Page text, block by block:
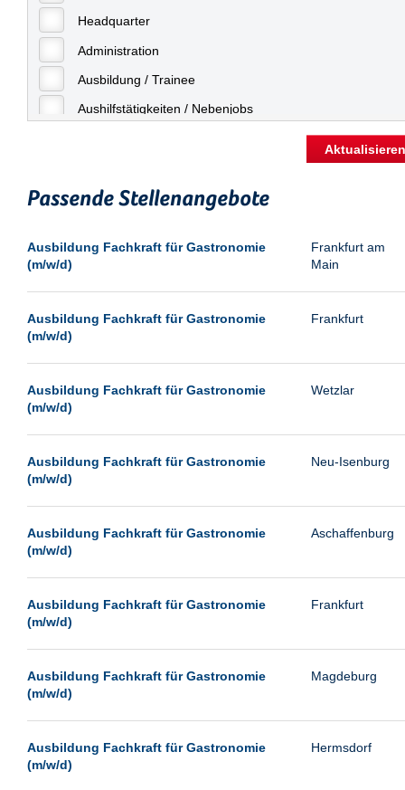
Frankfurt am Main
Freiburg
Fulda
Göppingen
Hamburg
Heilbronn
Kassel
Laatzen
Leipzig
Magdeburg
Mannheim
Neubrandenburg
Neumünster
Headquarter
Administration
Ausbildung / Trainee
Aushilfstätigkeiten / Nebenjobs
Sonstiges
Passende Stellenangebote
Ausbildung Fachkraft für Gastronomie
(m/w/d)
Frankfurt am
Main
Ausbildung Fachkraft für Gastronomie
(m/w/d)
Frankfurt
Ausbildung Fachkraft für Gastronomie
(m/w/d)
Wetzlar
Ausbildung Fachkraft für Gastronomie
(m/w/d)
Neu-Isenburg
Ausbildung Fachkraft für Gastronomie
(m/w/d)
Aschaffenburg
Ausbildung Fachkraft für Gastronomie
(m/w/d)
Frankfurt
Ausbildung Fachkraft für Gastronomie
(m/w/d)
Magdeburg
Ausbildung Fachkraft für Gastronomie
(m/w/d)
Hermsdorf